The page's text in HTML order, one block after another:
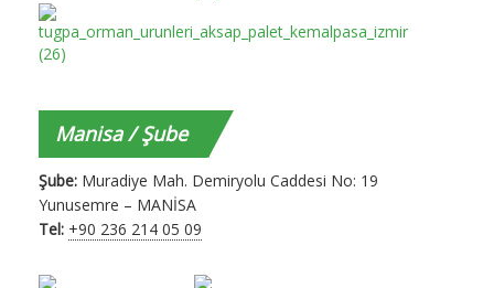
Manisa / Şube
Şube: Muradiye Mah. Demiryolu Caddesi No: 19
Yunusemre – MANİSA
Tel: +90 236 214 05 09